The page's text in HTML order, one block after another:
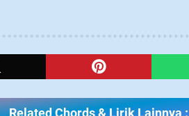
Related Chords & Lirik Lainnya :